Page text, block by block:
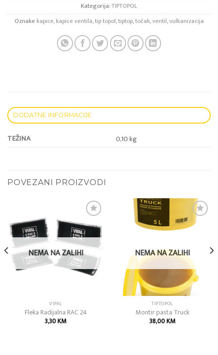
Kategorija:TIPTOPOL
Oznakekapice,kapice ventila,tip topol,tiptop,točak,ventil,vulkanizacija
DODATNE INFORMACIJE
TEŽINA 0,10 kg
POVEZANI PROIZVODI
Add to
wishlist
NEMA NA ZALIHI
VIPAL
Fleka Radijalna RAC 24
3,30KM
Add to
wishlist
NEMA NA ZALIHI
TIPTOPOL
Montir pasta Truck
38,00KM